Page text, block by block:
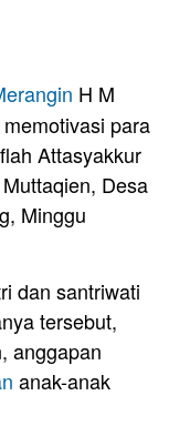
H M
para
Attasyakkur
Desa
Minggu
dan santriwati
tersebut,
anggapan
anak-anak